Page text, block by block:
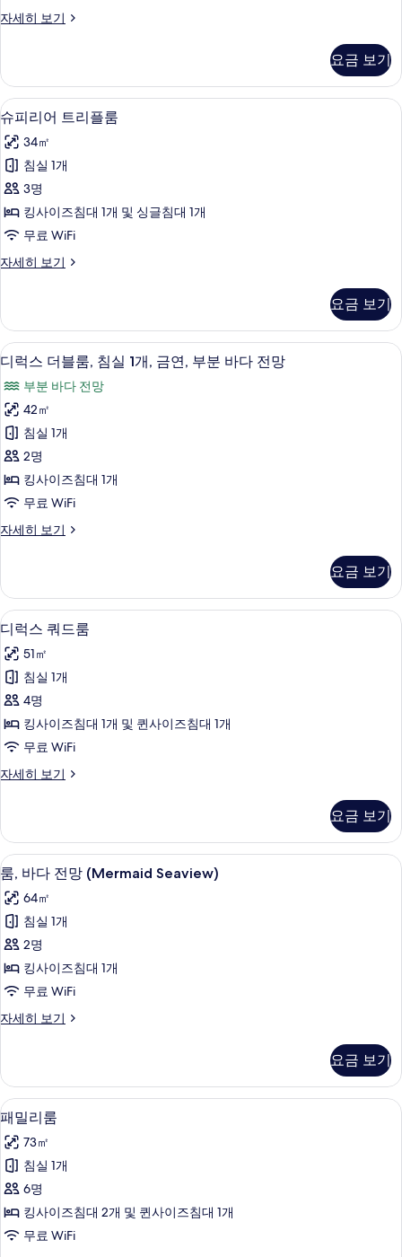
또
트
윈
룸
사
진
모
두
보
기
자세히 보기
슈
더
블
룸
또
는
트
윈
룸
자
세
히
보
요금 보기
슈
피
리
어
트
리
룸
진
모
두
보
기
슈피리어 트리플룸 | 미니바, 객실 내
6
슈피리어 트리플룸
34㎡
침실 1개
3명
킹사이즈침대 1개 및 싱글침대 1개
무료 WiFi
자세히 보기
슈
트
리
플
룸
자
세
히
보
기
요금 보기
디
럭
스
더
블
룸,
침
1
금
연,
부
분
바
다
전
망
사
두
보
기
디럭스 더블룸, 침실 1개, 금연, 부분
6
디럭스 더블룸, 침실 1개, 금연, 부분 바다 전망
부분 바다 전망
42㎡
침실 1개
2명
킹사이즈침대 1개
무료 WiFi
자세히 보기
디
블
룸,
침
실
개,
금
연,
부
분
바
다
세
히
보
기
요금 보기
디
럭
스
쿼
드
룸
진
두
보
기
디럭스 쿼드룸 | 미니바, 객실 내 금고,
6
디럭스 쿼드룸
51㎡
침실 1개
4명
킹사이즈침대 1개 및 퀸사이즈침대 1개
무료 WiFi
자세히 보기
디
드
룸
자
세
히
보
기
요금 보기
룸,
바
다
전
망
(Mermaid
Seaview)
사
두
보
기
룸, 바다 전망 (Mermaid Seaview) | 미
7
룸, 바다 전망 (Mermaid Seaview)
64㎡
침실 1개
2명
킹사이즈침대 1개
무료 WiFi
자세히 보기
룸,
망
(Mermaid
Seaview)
자
세
히
보
기
요금 보기
패
밀
리
룸
사
진
패밀리룸 | 미니바, 객실 내 금고, 책상,
5
패밀리룸
73㎡
침실 1개
6명
킹사이즈침대 2개 및 퀸사이즈침대 1개
무료 WiFi